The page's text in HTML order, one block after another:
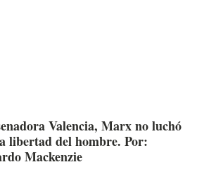
Valencia, Marx no luchó
libertad del hombre. Por:
Mackenzie